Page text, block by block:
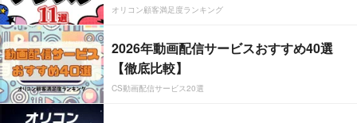
オリコン顧客満足度ランキング
2026年動画配信サービスおすすめ40選
【徹底比較】
CS動画配信サービス20選